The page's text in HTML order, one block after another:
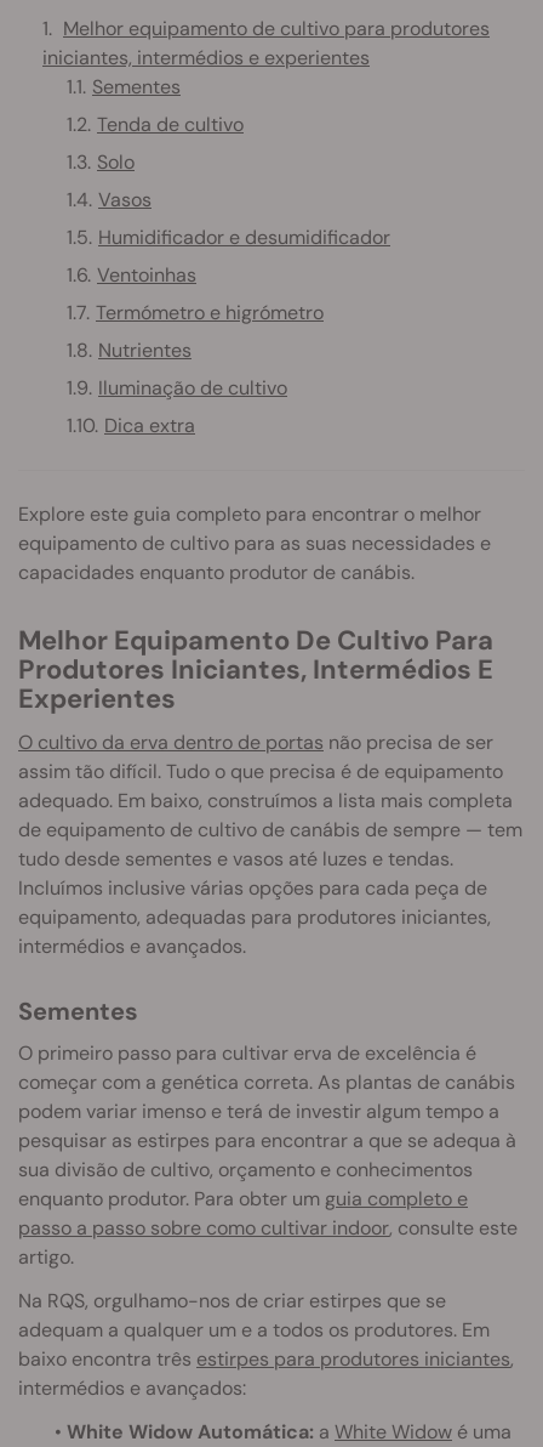
Melhor equipamento de cultivo para produtores
iniciantes, intermédios e experientes
Sementes
Tenda de cultivo
Solo
Vasos
Humidificador e desumidificador
Ventoinhas
Termómetro e higrómetro
Nutrientes
Iluminação de cultivo
Dica extra
Explore este guia completo para encontrar o melhor
equipamento de cultivo para as suas necessidades e
capacidades enquanto produtor de canábis.
Melhor Equipamento De Cultivo Para
Produtores Iniciantes, Intermédios E
Experientes
O cultivo da erva dentro de portas não precisa de ser
assim tão difícil. Tudo o que precisa é de equipamento
adequado. Em baixo, construímos a lista mais completa
de equipamento de cultivo de canábis de sempre — tem
tudo desde sementes e vasos até luzes e tendas.
Incluímos inclusive várias opções para cada peça de
equipamento, adequadas para produtores iniciantes,
intermédios e avançados.
Sementes
O primeiro passo para cultivar erva de excelência é
começar com a genética correta. As plantas de canábis
podem variar imenso e terá de investir algum tempo a
pesquisar as estirpes para encontrar a que se adequa à
sua divisão de cultivo, orçamento e conhecimentos
enquanto produtor. Para obter um guia completo e
passo a passo sobre como cultivar indoor, consulte este
artigo.
Na RQS, orgulhamo-nos de criar estirpes que se
adequam a qualquer um e a todos os produtores. Em
baixo encontra três estirpes para produtores iniciantes,
intermédios e avançados:
• White Widow Automática: a White Widow é uma